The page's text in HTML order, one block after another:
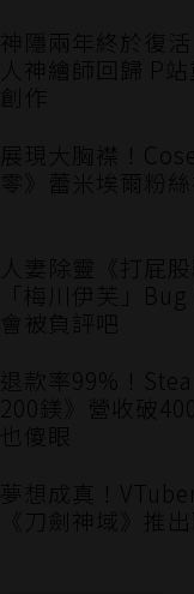
神隱兩年終於復
人神繪師回歸 P
創作
展現大胸襟！
零》蕾米埃爾粉
人妻除靈《打屁
「梅川伊芙」
會被負評吧
退款率99%！
200鎂》營收破
也傻眼
夢想成真！
《刀劍神域》推